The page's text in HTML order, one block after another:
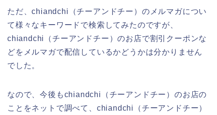
ただ、chiandchi（チーアンドチー）のメルマガについ
て様々なキーワードで検索してみたのですが、
chiandchi（チーアンドチー）のお店で割引クーポンな
どをメルマガで配信しているかどうかは分かりません
でした。
なので、今後もchiandchi（チーアンドチー）のお店の
ことをネットで調べて、chiandchi（チーアンドチー）